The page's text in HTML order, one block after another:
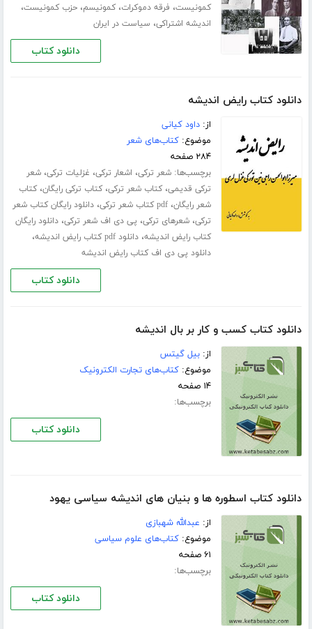
کمونیست، فرقه دموکرات،کمونیسم،حزب کمونیست،
اندیشه اشتراکی، سیاست در ایران
دانلود کتاب
دانلود کتاب رایض اندیشه
از:داود کیانی
موضوع:کتاب‌های شعر
۲۸۴ صفحه
برچسب‌ها:شعر ترکی، اشعار ترکی، غزلیات ترکی،شعر
ترکی قدیمی،کتاب شعر ترکی،کتاب ترکی رایگان،کتاب
شعر رایگان،pdf کتاب شعر ترکی ،دانلود رایگان کتاب شعر
ترکی،شعرهای ترکی، پی دی اف شعر ترکی،دانلود رایگان
کتاب رایض اندیشه،دانلود pdf کتاب رایض اندیشه ،
دانلود پی دی اف کتاب رایض اندیشه
دانلود کتاب
دانلود کتاب کسب و کار بر بال اندیشه
از:بیل گیتس
موضوع:کتاب‌های تجارت الکترونیک
۱۴ صفحه
برچسب‌ها:
دانلود کتاب
دانلود کتاب اسطوره ها و بنیان های اندیشه سیاسی یهود
از: عبدالله شهبازی
موضوع:کتاب‌های علوم سیاسی
۶۱ صفحه
برچسب‌ها:
دانلود کتاب